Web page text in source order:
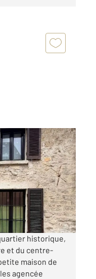
historique,
et du centre-
maison de
agencée